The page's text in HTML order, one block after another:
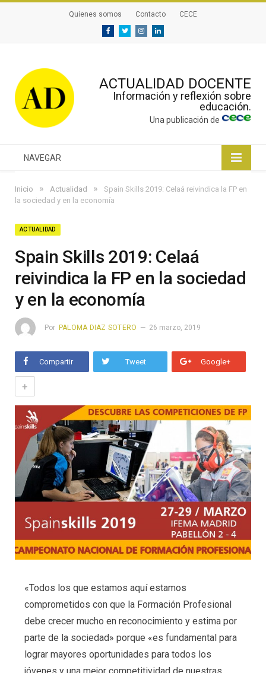
Quienes somos Contacto CECE
FacebookTwitterInstagramLinkedin
ACTUALIDAD DOCENTE
Información y reflexión sobre
educación.
Una publicación de
NAVEGAR
Inicio » Actualidad »
Spain Skills 2019: Celaá reivindica la FP en
la sociedad y en la economía
ACTUALIDAD
Spain Skills 2019: Celaá
reivindica la FP en la sociedad
y en la economía
Por PALOMA DIAZ SOTERO 26 marzo, 2019
Compartir Tweet Google+
+
«Todos los que estamos aquí estamos
comprometidos con que la Formación Profesional
debe crecer mucho en reconocimiento y estima por
parte de la sociedad» porque «es fundamental para
lograr mayores oportunidades para todos los